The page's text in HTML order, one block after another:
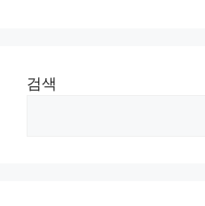
검색